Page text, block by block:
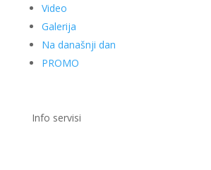
Video
Galerija
Na današnji dan
PROMO
Info servisi